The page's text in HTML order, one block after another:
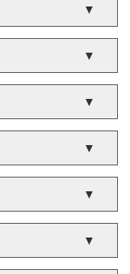
▼
▼
▼
▼
▼
▼